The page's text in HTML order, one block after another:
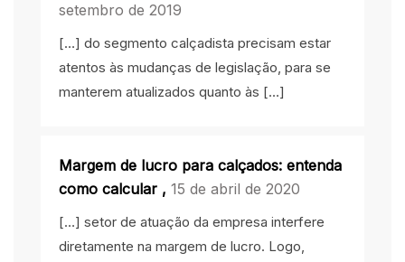
setembro de 2019
[…] do segmento calçadista precisam estar
atentos às mudanças de legislação, para se
manterem atualizados quanto às […]
Margem de lucro para calçados: entenda
como calcular , 15 de abril de 2020
[…] setor de atuação da empresa interfere
diretamente na margem de lucro. Logo,